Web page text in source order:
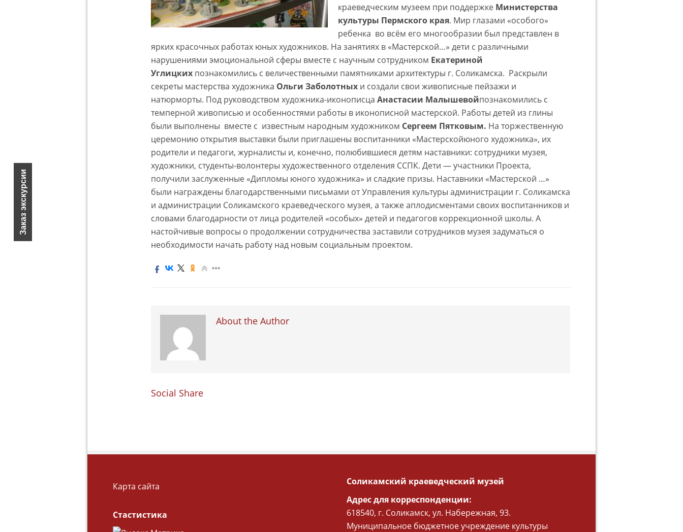
Заказ экскурсии
краеведческим музеем при поддержке Министерства
культуры Пермского края. Мир глазами «особого»
ребенка во всём его многообразии был представлен в
ярких красочных работах юных художников. На занятиях в «Мастерской…» дети с различными
нарушениями эмоциональной сферы вместе с научным сотрудником Екатериной
Углицких познакомились с величественными памятниками архитектуры г. Соликамска. Раскрыли
секреты мастерства художника Ольги Заболотных и создали свои живописные пейзажи и
натюрморты. Под руководством художника-иконописца Анастасии Малышевойпознакомились с
темперной живописью и особенностями работы в иконописной мастерской. Работы детей из глины
были выполнены вместе с известным народным художником Сергеем Пятковым. На торжественную
церемонию открытия выставки были приглашены воспитанники «Мастерскойюного художника», их
родители и педагоги, журналисты и, конечно, полюбившиеся детям наставники: сотрудники музея,
художники, студенты-волонтеры художественного отделения ССПК. Дети — участники Проекта,
получили заслуженные «Дипломы юного художника» и сладкие призы. Наставники «Мастерской …»
были награждены благодарственными письмами от Управления культуры администрации г. Соликамска
и администрации Соликамского краеведческого музея, а также аплодисментами своих воспитанников и
словами благодарности от лица родителей «особых» детей и педагогов коррекционной школы. А
настойчивые вопросы о продолжении сотрудничества заставили сотрудников музея задуматься о
необходимости начать работу над новым социальным проектом.
About the Author
Social Share
Карта сайта
Стастистика
Соликамский краеведческий музей
Адрес для корреспонденции:
618540, г. Соликамск, ул. Набережная, 93.
Муниципальное бюджетное учреждение культуры